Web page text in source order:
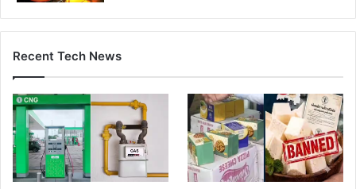
Recent Tech News